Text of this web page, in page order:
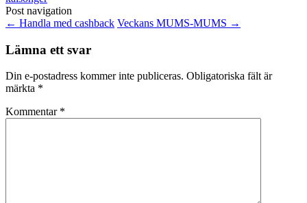
Post navigation
← Handla med cashback Veckans MUMS-MUMS →
Lämna ett svar
Din e-postadress kommer inte publiceras. Obligatoriska fält är
märkta *
Kommentar *